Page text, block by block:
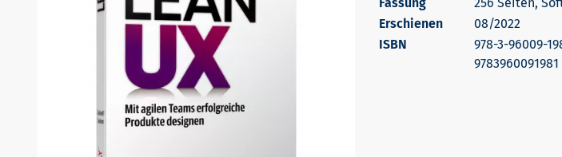
Erschienen
08/2022
978-3-96009-
9783960091981